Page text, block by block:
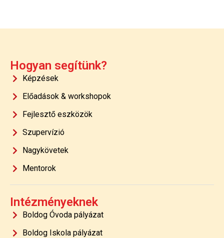
Hogyan segítünk?
Képzések
Előadások & workshopok
Fejlesztő eszközök
Szupervízió
Nagykövetek
Mentorok
Intézményeknek
Boldog Óvoda pályázat
Boldog Iskola pályázat